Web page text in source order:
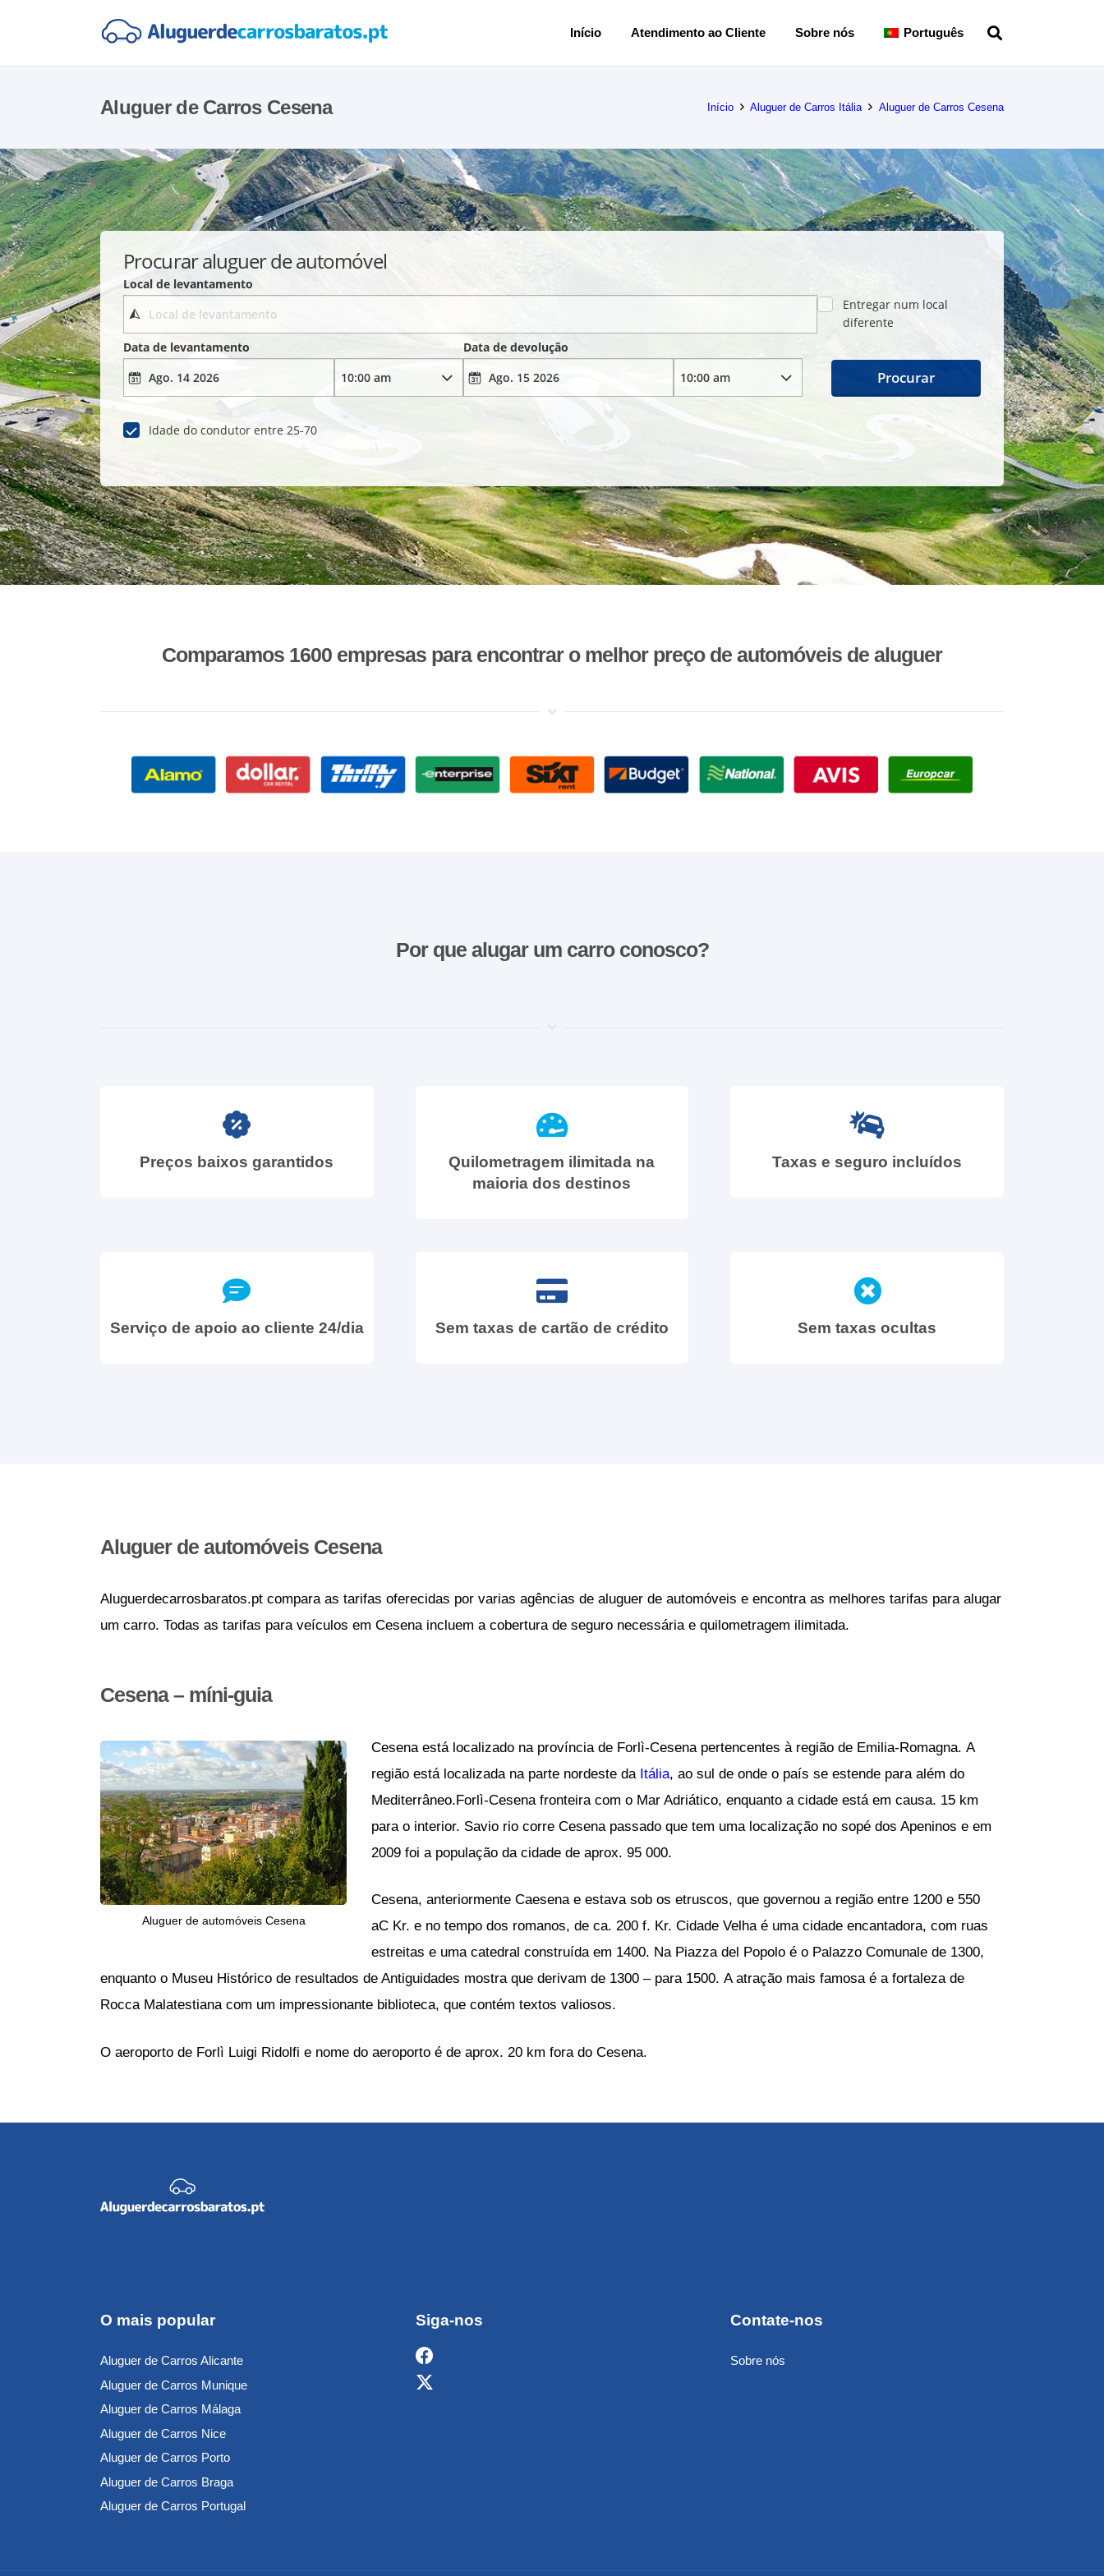
Início Atendimento ao Cliente Sobre nós Português
Aluguer de Carros Cesena Início Aluguer de Carros Itália Aluguer de Carros Cesena
Procurar aluguer de automóvel
Local de levantamento
Entregar num local
diferente
Data de levantamento
Data de devolução
Idade do condutor entre 25-70
Procurar
Comparamos 1600 empresas para encontrar o melhor preço de automóveis de aluguer
Por que alugar um carro conosco?
Preços baixos garantidos
Quilometragem ilimitada na
maioria dos destinos
Taxas e seguro incluídos
Serviço de apoio ao cliente 24/dia Sem taxas de cartão de crédito Sem taxas ocultas
Aluguer de automóveis Cesena
Aluguerdecarrosbaratos.pt compara as tarifas oferecidas por varias agências de aluguer de automóveis e encontra as melhores tarifas para alugar
um carro. Todas as tarifas para veículos em Cesena incluem a cobertura de seguro necessária e quilometragem ilimitada.
Cesena – míni-guia
Aluguer de automóveis Cesena
Cesena está localizado na província de Forlì-Cesena pertencentes à região de Emilia-Romagna. A
região está localizada na parte nordeste da Itália, ao sul de onde o país se estende para além do
Mediterrâneo.Forlì-Cesena fronteira com o Mar Adriático, enquanto a cidade está em causa. 15 km
para o interior. Savio rio corre Cesena passado que tem uma localização no sopé dos Apeninos e em
2009 foi a população da cidade de aprox. 95 000.
Cesena, anteriormente Caesena e estava sob os etruscos, que governou a região entre 1200 e 550
aC Kr. e no tempo dos romanos, de ca. 200 f. Kr. Cidade Velha é uma cidade encantadora, com ruas
estreitas e uma catedral construída em 1400. Na Piazza del Popolo é o Palazzo Comunale de 1300,
enquanto o Museu Histórico de resultados de Antiguidades mostra que derivam de 1300 – para 1500. A atração mais famosa é a fortaleza de
Rocca Malatestiana com um impressionante biblioteca, que contém textos valiosos.
O aeroporto de Forlì Luigi Ridolfi e nome do aeroporto é de aprox. 20 km fora do Cesena.
O mais popular
Aluguer de Carros Alicante
Aluguer de Carros Munique
Aluguer de Carros Málaga
Aluguer de Carros Nice
Aluguer de Carros Porto
Aluguer de Carros Braga
Aluguer de Carros Portugal
Siga-nos Contate-nos
Sobre nós